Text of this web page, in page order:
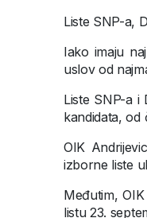
Liste SNP-a,
Iako imaju
uslov od
Liste SNP-a i
kandidata, od
OIK
izborne liste
Međutim,
listu 23.